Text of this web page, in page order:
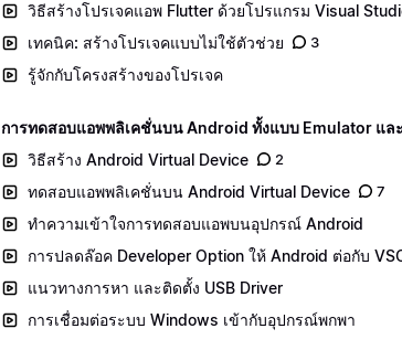
วิธีสร้างโปรเจคแอพ Flutter ด้วยโปรแกรม Visual
เทคนิค: สร้างโปรเจคแบบไม่ใช้ตัวช่วย 3
รู้จักกับโครงสร้างของโปรเจค
การทดสอบแอพพลิเคชั่นบน Android ทั้งแบบ Emulator แล
วิธีสร้าง Android Virtual Device
2
ทดสอบแอพพลิเคชั่นบน Android Virtual Device 7
ทำความเข้าใจการทดสอบแอพบนอุปกรณ์ Android
การปลดล๊อค Developer Option ให้ Android ต่อกับ
แนวทางการหา และติดตั้ง USB Driver
การเชื่อมต่อระบบ Windows เข้ากับอุปกรณ์พกพา